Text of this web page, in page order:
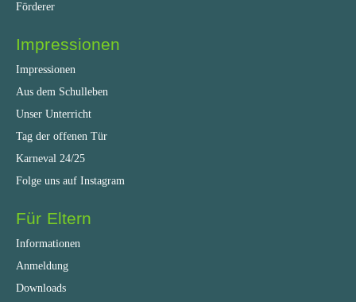
Förderer
Impressionen
Impressionen
Aus dem Schulleben
Unser Unterricht
Tag der offenen Tür
Karneval 24/25
Folge uns auf Instagram
Für Eltern
Informationen
Anmeldung
Downloads